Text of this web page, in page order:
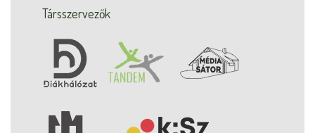
Társszervezők